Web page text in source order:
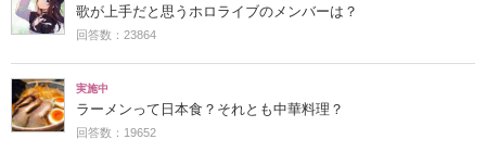
歌が上手だと思うホロライブのメンバーは？
回答数：23864
実施中
ラーメンって日本食？それとも中華料理？
回答数：19652